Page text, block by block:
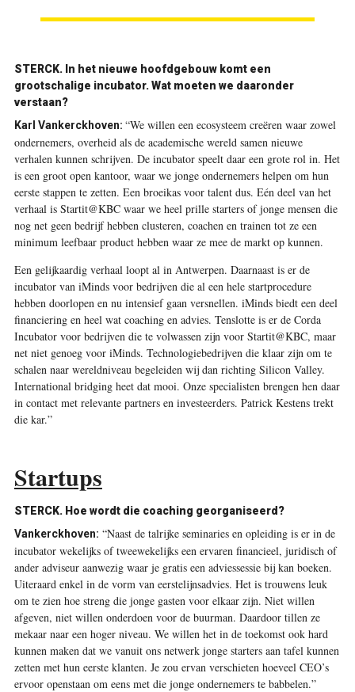
STERCK. In het nieuwe hoofdgebouw komt een
grootschalige incubator. Wat moeten we daaronder
verstaan?
Karl Vankerckhoven: “We willen een ecosysteem creëren waar zowel
ondernemers, overheid als de academische wereld samen nieuwe
verhalen kunnen schrijven. De incubator speelt daar een grote rol in. Het
is een groot open kantoor, waar we jonge ondernemers helpen om hun
eerste stappen te zetten. Een broeikas voor talent dus. Eén deel van het
verhaal is Startit@KBC waar we heel prille starters of jonge mensen die
nog net geen bedrijf hebben clusteren, coachen en trainen tot ze een
minimum leefbaar product hebben waar ze mee de markt op kunnen.
Een gelijkaardig verhaal loopt al in Antwerpen. Daarnaast is er de
incubator van iMinds voor bedrijven die al een hele startprocedure
hebben doorlopen en nu intensief gaan versnellen. iMinds biedt een deel
financiering en heel wat coaching en advies. Tenslotte is er de Corda
Incubator voor bedrijven die te volwassen zijn voor Startit@KBC, maar
net niet genoeg voor iMinds. Technologiebedrijven die klaar zijn om te
schalen naar wereldniveau begeleiden wij dan richting Silicon Valley.
International bridging heet dat mooi. Onze specialisten brengen hen daar
in contact met relevante partners en investeerders. Patrick Kestens trekt
die kar.”
Startups
STERCK. Hoe wordt die coaching georganiseerd?
Vankerckhoven: “Naast de talrijke seminaries en opleiding is er in de
incubator wekelijks of tweewekelijks een ervaren financieel, juridisch of
ander adviseur aanwezig waar je gratis een adviessessie bij kan boeken.
Uiteraard enkel in de vorm van eerstelijnsadvies. Het is trouwens leuk
om te zien hoe streng die jonge gasten voor elkaar zijn. Niet willen
afgeven, niet willen onderdoen voor de buurman. Daardoor tillen ze
mekaar naar een hoger niveau. We willen het in de toekomst ook hard
kunnen maken dat we vanuit ons netwerk jonge starters aan tafel kunnen
zetten met hun eerste klanten. Je zou ervan verschieten hoeveel CEO’s
ervoor openstaan om eens met die jonge ondernemers te babbelen.”